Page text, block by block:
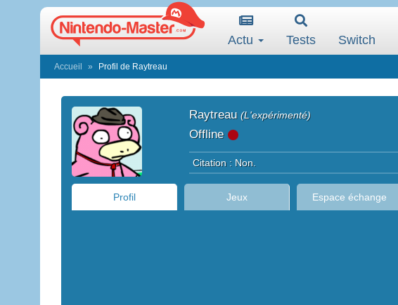
Actu Tests Switch
Accueil Profil de Raytreau
Raytreau (L'expérimenté)
Offline
Citation : Non.
Profil Jeux Espace échange